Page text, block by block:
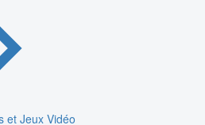
et Jeux Vidéo